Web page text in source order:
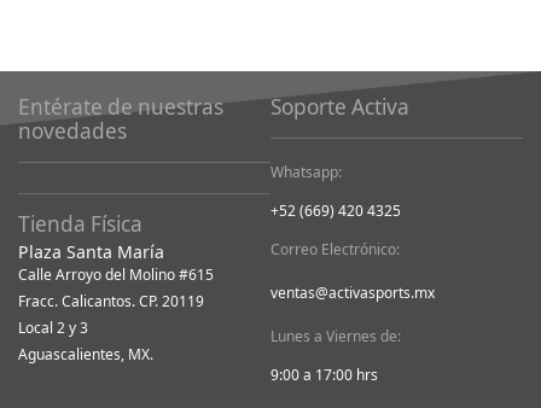
Entérate de nuestras
novedades
Tienda Física
Plaza Santa María
Calle Arroyo del Molino #615
Fracc. Calicantos. CP. 20119
Local 2 y 3
Aguascalientes, MX.
Soporte Activa
Whatsapp:
+52 (669) 420 4325
Correo Electrónico:
ventas@activasports.mx
Lunes a Viernes de:
9:00 a 17:00 hrs